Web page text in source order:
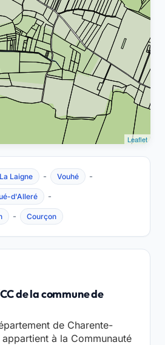
Leaflet
La Laigne - Vouhé -
d'Alleré -
- Courçon
de la commune de
de Charente-
à la Communauté